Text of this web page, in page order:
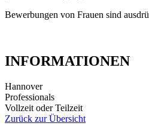
Bewerbungen von Frauen sind
INFORMATIONEN
Hannover
Professionals
Vollzeit oder Teilzeit
Zurück zur Übersicht